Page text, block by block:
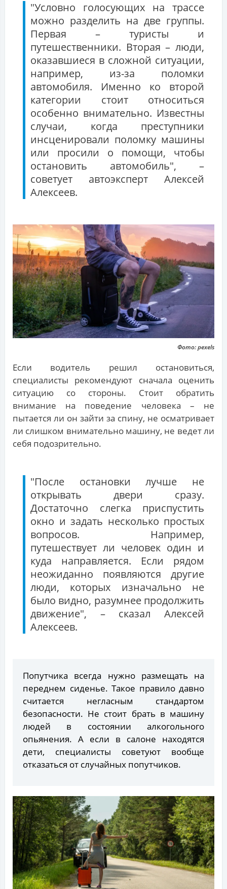
"Условно голосующих на трассе
можно разделить на две группы.
Первая – туристы и
путешественники. Вторая – люди,
оказавшиеся в сложной ситуации,
например, из-за поломки
автомобиля. Именно ко второй
категории стоит относиться
особенно внимательно. Известны
случаи, когда преступники
инсценировали поломку машины
или просили о помощи, чтобы
остановить автомобиль", –
советует автоэксперт Алексей
Алексеев.
Фото: pexels
Если водитель решил остановиться,
специалисты рекомендуют сначала оценить
ситуацию со стороны. Стоит обратить
внимание на поведение человека – не
пытается ли он зайти за спину, не осматривает
ли слишком внимательно машину, не ведет ли
себя подозрительно.
"После остановки лучше не
открывать двери сразу.
Достаточно слегка приспустить
окно и задать несколько простых
вопросов. Например,
путешествует ли человек один и
куда направляется. Если рядом
неожиданно появляются другие
люди, которых изначально не
было видно, разумнее продолжить
движение", – сказал Алексей
Алексеев.
Попутчика всегда нужно размещать на
переднем сиденье. Такое правило давно
считается негласным стандартом
безопасности. Не стоит брать в машину
людей в состоянии алкогольного
опьянения. А если в салоне находятся
дети, специалисты советуют вообще
отказаться от случайных попутчиков.